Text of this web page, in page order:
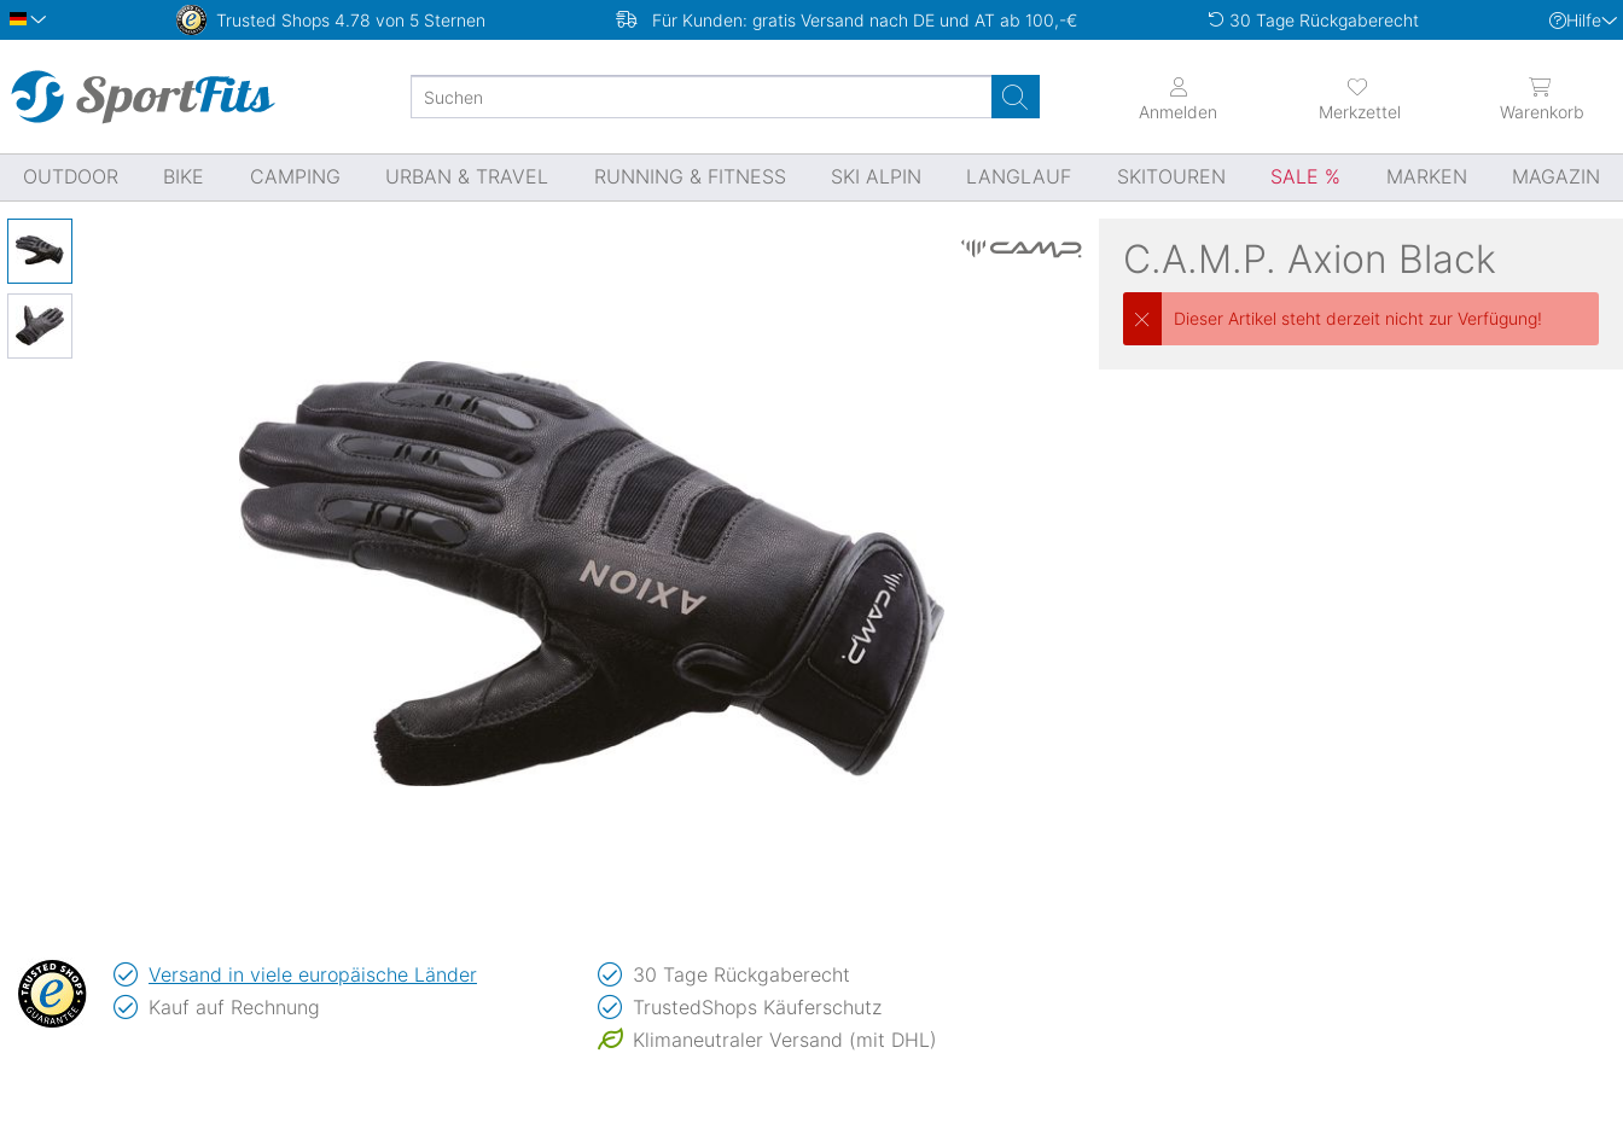
Deutsch Trusted Shops 4.78 von 5 Sternen Für Kunden: gratis Versand nach DE und AT ab 100,-€ 30 Tage Rückgaberecht Hilfe
Merkzettel
Anmelden Warenkorb
OUTDOOR BIKE CAMPING URBAN & TRAVEL RUNNING & FITNESS SKI ALPIN LANGLAUF SKITOUREN SALE MARKEN MAGAZIN
C.A.M.P. Axion Black
Dieser Artikel steht derzeit nicht zur Verfügung!
Versand in viele europäische Länder
Kauf auf Rechnung
30 Tage Rückgaberecht
TrustedShops Käuferschutz
Klimaneutraler Versand (mit DHL)